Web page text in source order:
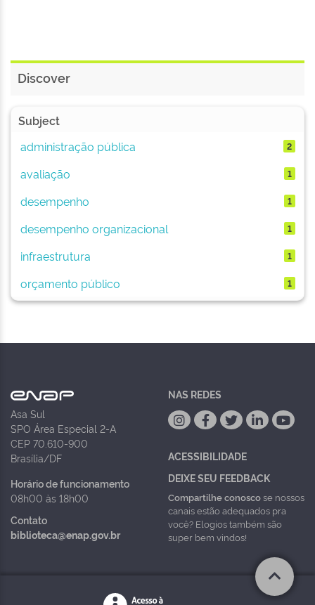
Discover
Subject
administração pública
2
avaliação 1
desempenho 1
desempenho organizacional 1
infraestrutura 1
orçamento público 1
Asa Sul
SPO Área Especial 2-A
CEP 70.610-900
Brasília/DF
Horário de funcionamento
08h00 às 18h00
Contato
biblioteca@enap.gov.br
NAS REDES
ACESSIBILIDADE
DEIXE SEU FEEDBACK
Compartilhe conoscose nossos
canais estão adequados pra
você? Elogios também são
super bem vindos!